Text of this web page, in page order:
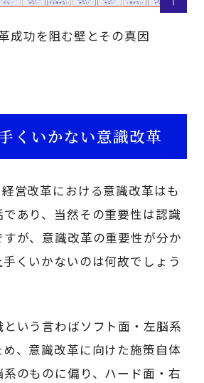
成功を阻む壁とその真因
くいかない意識改革
営改革における意識改革はも
あり、当然その重要性は認識
が、意識改革の重要性が分か
くいかないのは何故でしょう
いう言わばソフト面・左脳系
、意識改革に向けた施策自体
のものに偏り、ハード面・右